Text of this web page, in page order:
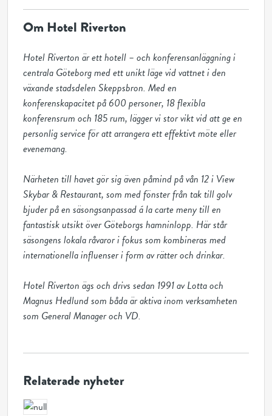
Om Hotel Riverton
Hotel Riverton är ett hotell – och konferensanläggning i
centrala Göteborg med ett unikt läge vid vattnet i den
växande stadsdelen Skeppsbron. Med en
konferenskapacitet på 600 personer, 18 flexibla
konferensrum och 185 rum, lägger vi stor vikt vid att ge en
personlig service för att arrangera ett effektivt möte eller
evenemang.
Närheten till havet gör sig även påmind på vån 12 i View
Skybar & Restaurant, som med fönster från tak till golv
bjuder på en säsongsanpassad á la carte meny till en
fantastisk utsikt över Göteborgs hamninlopp. Här står
säsongens lokala råvaror i fokus som kombineras med
internationella influenser i form av rätter och drinkar.
Hotel Riverton ägs och drivs sedan 1991 av Lotta och
Magnus Hedlund som båda är aktiva inom verksamheten
Relaterade nyheter